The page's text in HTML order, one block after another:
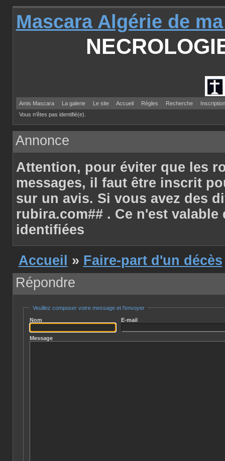
Mascara Algérie de
Amis Mascara La galerie Le site Accueil Règles Recherche
Inscription
Vous n'êtes pas identifié(e).
Annonce
Attention, pour éviter que les
messages, il faut être inscrit
sur un avis. Si vous avez des
rubira.com## . Ce n'est
identifiées
Accueil » Faire-part d'un décès
Répondre
Veuillez composer votre message et l'envoyer
Nom
E-mail
Message